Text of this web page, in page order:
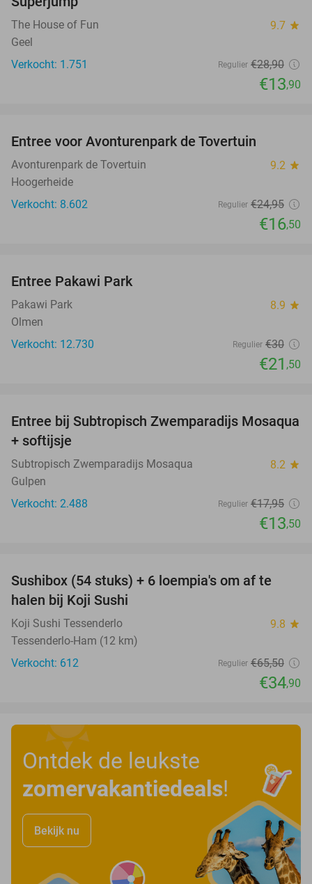
The House of Fun 9.7 star
Geel
Verkocht: 1.751
Regulier €28,90
€13,90
Entree voor Avonturenpark de Tovertuin
Avonturenpark de Tovertuin 9.2 star
Hoogerheide
Verkocht: 8.602
Regulier €24,95
€16,50
Entree Pakawi Park
Pakawi Park 8.9 star
Olmen
Verkocht: 12.730
Regulier €30
€21 ,50
25%
Entree bij Subtropisch Zwemparadijs Mosaqua
+ softijsje
Subtropisch Zwemparadijs Mosaqua 8.2 star
Gulpen
Verkocht: 2.488
Regulier €17,95
€13,50
47%
Sushibox (54 stuks) + 6 loempia's om af te
halen bij Koji Sushi
Koji Sushi Tessenderlo 9.8 star
Tessenderlo-Ham (12 km)
Verkocht: 612
Regulier €65,50
€34,90
Ontdek de leukste
zomervakantiedeals!
Bekijk nu